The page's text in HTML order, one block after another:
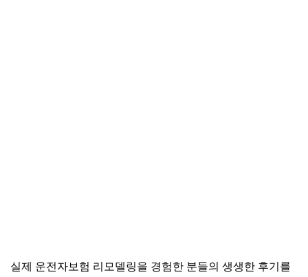
실제 운전자보험 리모델링을 경험한 분들의 생생한 후기를